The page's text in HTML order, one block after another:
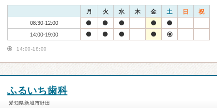
月 火 水 木 金 土 日 祝
08:30-12:00
14:00-19:00
14:00-18:00
ふるいち歯科
愛知県新城市野田